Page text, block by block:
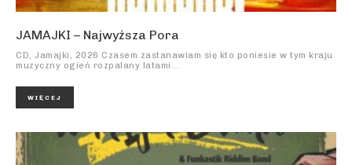
JAMAJKI – Najwyższa Pora
CD, Jamajki, 2026 Czasem zastanawiam się kto poniesie w tym kraju
muzyczny ogień rozpalany latami...
WIĘCEJ